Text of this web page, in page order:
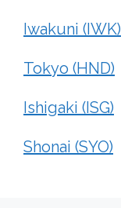
Iwakuni (IWK)
Tokyo (HND)
Ishigaki (ISG)
Shonai (SYO)